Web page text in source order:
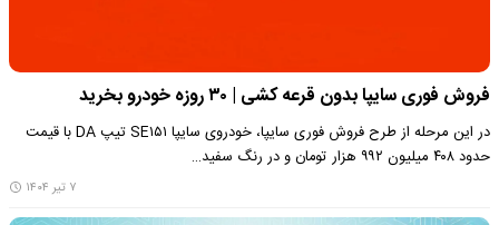
فروش فوری سایپا بدون قرعه کشی | ۳۰ روزه خودرو بخرید
در این مرحله از طرح فروش فوری سایپا، خودروی سایپا SE۱۵۱ تیپ DA با قیمت
حدود ۴۰۸ میلیون ۹۹۲ هزار تومان و در رنگ سفید…
۷ تیر ۱۴۰۴